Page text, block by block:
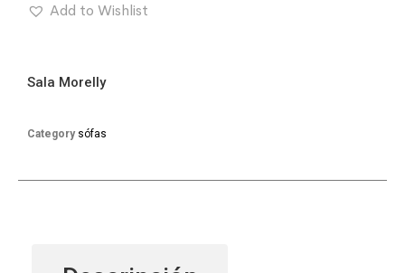
Add to Wishlist
Sala Morelly
Category sófas